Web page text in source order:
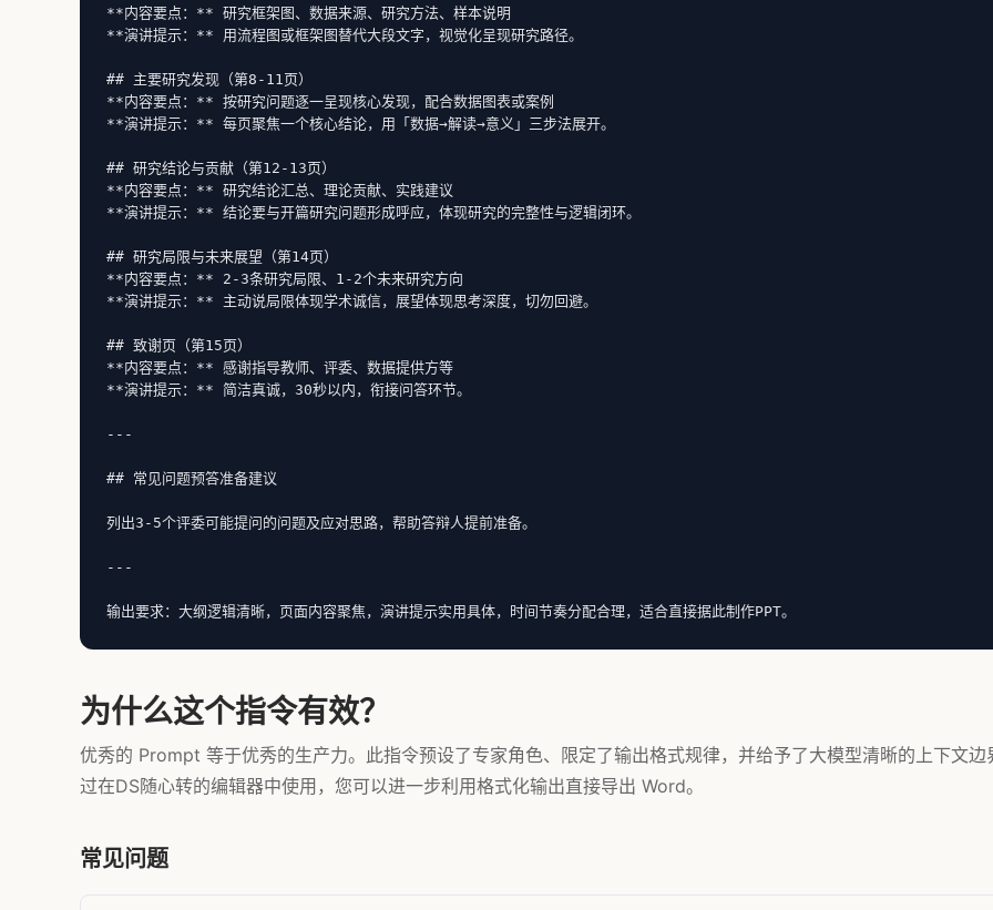
**内容要点：** 研究框架图、数据来源、研究方法、样本说明
**演讲提示：** 用流程图或框架图替代大段文字，视觉化呈现研究路径。
## 主要研究发现（第8-11页）
**内容要点：** 按研究问题逐一呈现核心发现，配合数据图表或案例
**演讲提示：** 每页聚焦一个核心结论，用「数据→解读→意义」三步法展开。
## 研究结论与贡献（第12-13页）
**内容要点：** 研究结论汇总、理论贡献、实践建议
**演讲提示：** 结论要与开篇研究问题形成呼应，体现研究的完整性与逻辑闭环。
## 研究局限与未来展望（第14页）
**内容要点：** 2-3条研究局限、1-2个未来研究方向
**演讲提示：** 主动说局限体现学术诚信，展望体现思考深度，切勿回避。
## 致谢页（第15页）
**内容要点：** 感谢指导教师、评委、数据提供方等
**演讲提示：** 简洁真诚，30秒以内，衔接问答环节。
---
## 常见问题预答准备建议
列出3-5个评委可能提问的问题及应对思路，帮助答辩人提前准备。
---
输出要求：大纲逻辑清晰，页面内容聚焦，演讲提示实用具体，时间节奏分配合理，适合直接据此制作PPT。
为什么这个指令有效？
优秀的 Prompt 等于优秀的生产力。此指令预设了专家角色、限定了输出格式规律，并给予了大模型清晰的上下文边
过在DS随心转的编辑器中使用，您可以进一步利用格式化输出直接导出 Word。
常见问题